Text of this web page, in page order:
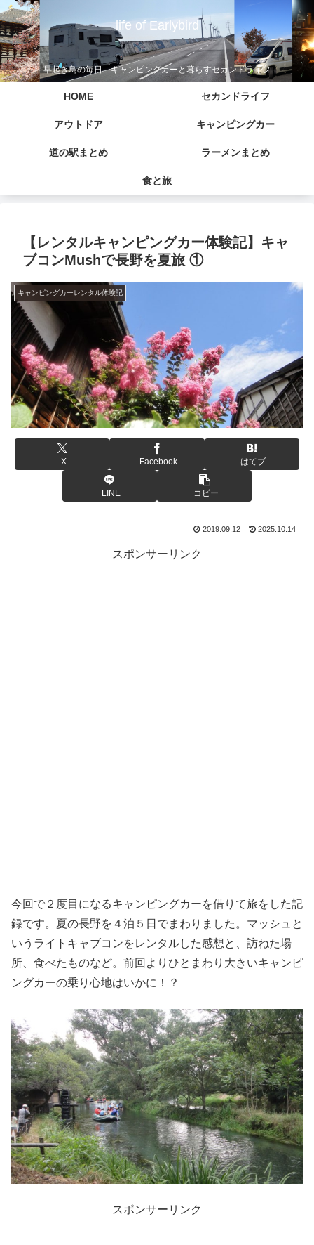
life of Earlybird
早起き鳥の毎日 キャンピングカーと暮らすセカンドライフ
HOME セカンドライフ
アウトドア キャンピングカー
道の駅まとめ ラーメンまとめ
食と旅
【レンタルキャンピングカー体験記】キャ
ブコンMushで長野を夏旅 ①
キャンピングカーレンタル体験記
X Facebook はてブ
LINE コピー
2019.09.12 2025.10.14
スポンサーリンク
今回で２度目になるキャンピングカーを借りて旅をした記
録です。夏の長野を４泊５日でまわりました。マッシュと
いうライトキャブコンをレンタルした感想と、訪ねた場
所、食べたものなど。前回よりひとまわり大きいキャンピ
ングカーの乗り心地はいかに！？
スポンサーリンク